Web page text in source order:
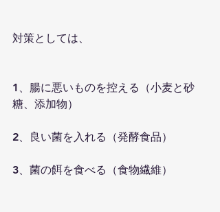
対策としては、
1、腸に悪いものを控える（小麦と砂
糖、添加物）
2、良い菌を入れる（発酵食品）
3、菌の餌を食べる（食物繊維）